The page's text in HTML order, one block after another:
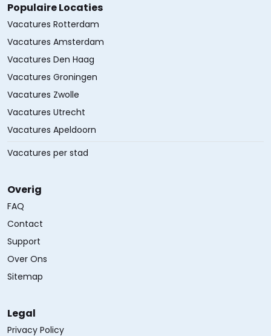
Populaire Locaties
Vacatures Rotterdam
Vacatures Amsterdam
Vacatures Den Haag
Vacatures Groningen
Vacatures Zwolle
Vacatures Utrecht
Vacatures Apeldoorn
Vacatures per stad
Overig
FAQ
Contact
Support
Over Ons
Sitemap
Legal
Privacy Policy